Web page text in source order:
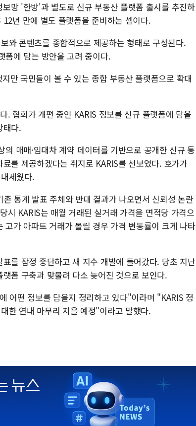
망 '한방'과 별도로 신규 부동산 플랫폼 출시를 추진하
년 만에 별도 플랫폼을 준비하는 셈이다.
와 콘텐츠를 종합적으로 제공하는 형태로 구성된다.
폼에 담는 방안을 고려 중이다.
만 국민들이 볼 수 있는 종합 부동산 플랫폼으로 확대
. 협회가 개편 중인 KARIS 정보를 신규 플랫폼에 담을
태다.
매매·임대차 계약 데이터를 기반으로 공개한 신규 통
를 제공하겠다는 취지로 KARIS를 선보였다. 호가가
세웠다.
통계 발표 주체와 반대 결과가 나오면서 신뢰성 논란
시 KARIS는 매월 거래된 실거래 가격을 면적당 가격으
가 아파트 거래가 몰릴 경우 가격 변동률이 크게 나타
를 잠정 중단하고 새 지수 개발에 들어갔다. 당초 지난
폼 구축과 맞물려 다소 늦어진 것으로 보인다.
어떤 정보를 담을지 정리하고 있다"이라며 "KARIS 정
한 연내 마무리 지을 예정"이라고 말했다.